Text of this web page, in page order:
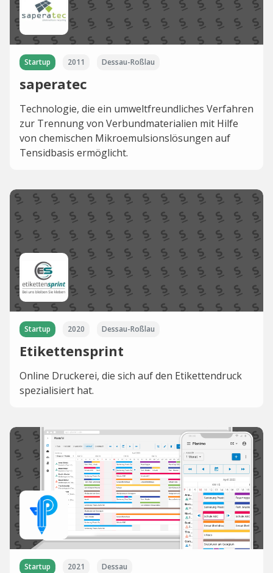
Startup 2011 Dessau-Roßlau
saperatec
Technologie, die ein umweltfreundliches Verfahren
zur Trennung von Verbundmaterialien mit Hilfe
von chemischen Mikroemulsionslösungen auf
Tensidbasis ermöglicht.
Startup 2020 Dessau-Roßlau
Etikettensprint
Online Druckerei, die sich auf den Etikettendruck
spezialisiert hat.
Startup 2021 Dessau